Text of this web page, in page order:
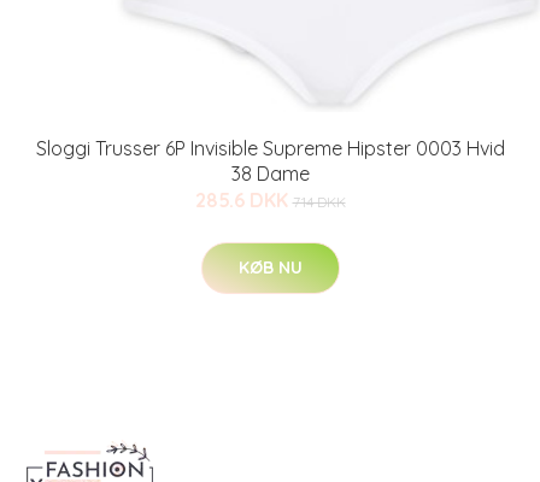
Sloggi Trusser 6P Invisible Supreme Hipster 0003 Hvid
38 Dame
285.6 DKK 714 DKK
KØB NU